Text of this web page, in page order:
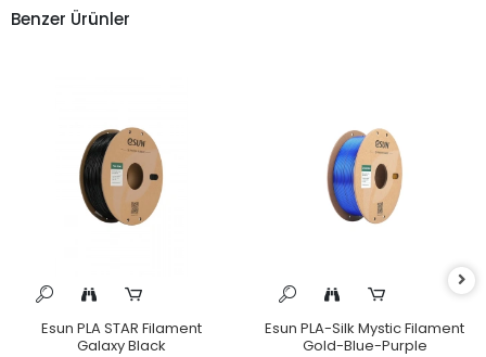
Benzer Ürünler
Esun PLA STAR Filament
Galaxy Black
Esun PLA-Silk Mystic Filament
Gold-Blue-Purple